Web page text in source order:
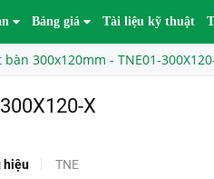
Bảng giá Tài liệu kỹ thuật
300x120mm - TNE01-
X
hiệu
TNE